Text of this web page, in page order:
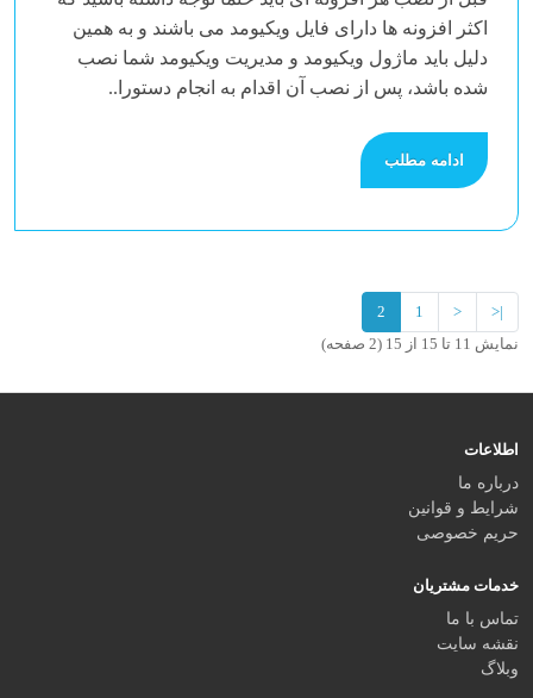
اکثر افزونه ها دارای فایل ویکیومد می باشند و به همین
دلیل باید ماژول ویکیومد و مدیریت ویکیومد شما نصب
شده باشد، پس از نصب آن اقدام به انجام دستورا..
ادامه مطلب
|<
<
1
2
نمایش 11 تا 15 از 15 (2 صفحه)
اطلاعات
درباره ما
شرایط و قوانین
حریم خصوصی
خدمات مشتریان
تماس با ما
نقشه سایت
وبلاگ